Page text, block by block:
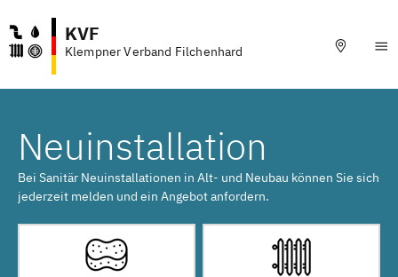
KVF
Klempner Verband Filchenhard
Neuinstallation
Bei Sanitär Neuinstallationen in Alt- und Neubau können Sie sich
jederzeit melden und ein Angebot anfordern.